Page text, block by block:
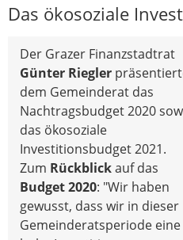
Das ökosoziale
Der Grazer Finanzstadtrat
Günter Riegler
dem Gemeinderat das
Nachtragsbudget 2020
das ökosoziale
Investitionsbudget 2021.
Zum Rückblickauf das
Budget 2020: "Wir haben
gewusst, dass wir in dieser
Gemeinderatsperiode eine